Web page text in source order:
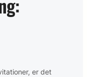
er det